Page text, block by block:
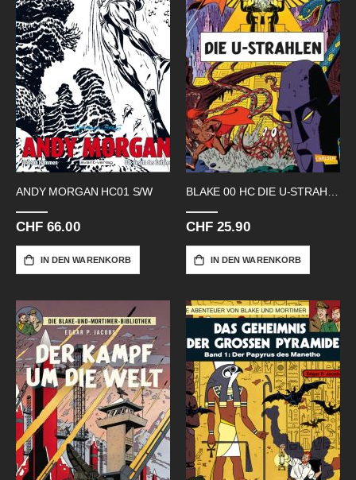
ANDY MORGAN HC01 S/W
CHF 66.00
IN DEN WARENKORB
CHF 25.90
IN DEN WARENKORB